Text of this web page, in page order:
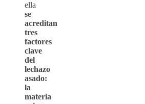
ella
se
acreditan
tres
factores
clave
del
lechazo
asado:
la
materia